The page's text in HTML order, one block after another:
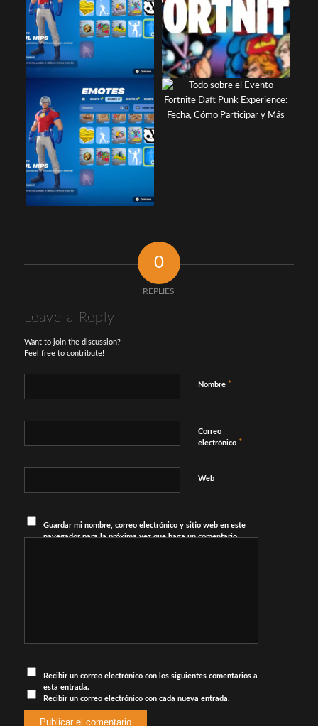
0
REPLIES
Leave a Reply
Want to join the discussion?
Feel free to contribute!
Nombre *
Correo
electrónico *
Web
Guardar mi nombre, correo electrónico y sitio web en este
navegador para la próxima vez que haga un comentario.
Recibir un correo electrónico con los siguientes comentarios a
esta entrada.
Recibir un correo electrónico con cada nueva entrada.